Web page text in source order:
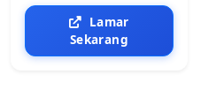
Lamar
Sekarang